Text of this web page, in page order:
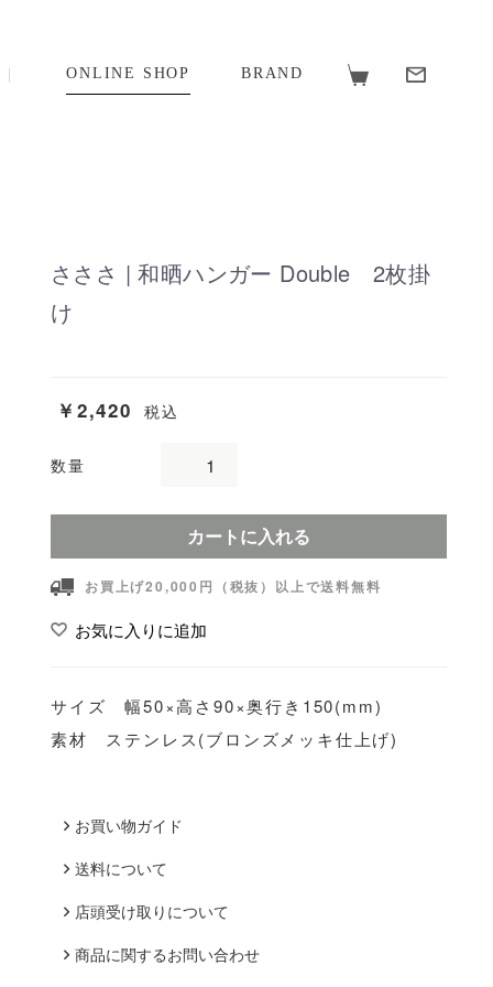
ONLINE SHOP BRAND
さささ | 和晒ハンガー Double 2枚掛
け
￥2,420 税込
数量
カートに入れる
お買上げ20,000円（税抜）以上で送料無料
お気に入りに追加
サイズ 幅50×高さ90×奥行き150(mm)
素材 ステンレス(ブロンズメッキ仕上げ)
お買い物ガイド
送料について
店頭受け取りについて
商品に関するお問い合わせ